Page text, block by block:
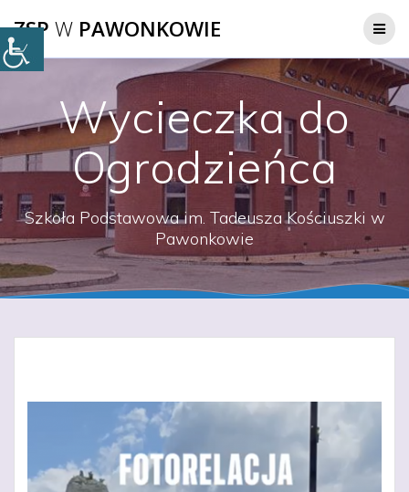
do
ZSP W PAWONKOWIE
Wycieczka do
Ogrodzieńca
Szkoła Podstawowa im. Tadeusza Kościuszki w
Pawonkowie